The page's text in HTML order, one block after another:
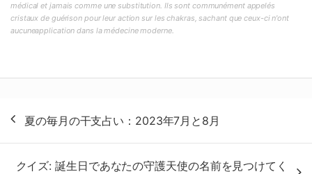
médical et jamais comme une substitution. Ils sont communément appelés
cristaux de guérison pour leur action sur les chakras, sachant que ceux-ci n'ont
aucuneapplication dans la médecine moderne.
稿
ナ
夏の毎月の干支占い：2023年7月と8月
クイズ: 誕生日であなたの守護天使の名前を見つけてく